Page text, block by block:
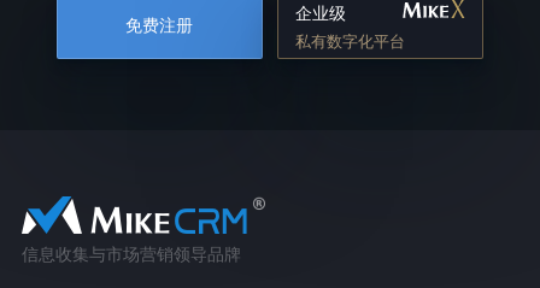
免费注册
企业级
私有数字化平台
信息收集与市场营销领导品牌